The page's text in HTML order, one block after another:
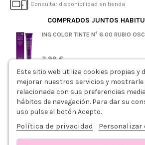
Consultar disponibilidad en tienda
COMPRADOS JUNTOS
ING COLOR TINTE N° 6.00 RUBIO
2,99 €
+
ING COLOR OXIDANTE 20VOL. 6%
3,79 €
PLASTICAPS PEINADOR
Este sitio web utiliza cookies propias y
mejorar nuestros servicios y mostrarle
relacionada con sus preferencias
hábitos de navegación. Para dar su
uso pulse el botón Acepto.
Política de privacidad Personalizar